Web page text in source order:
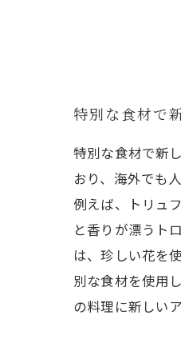
特別な食材で
特別な食材で新
おり、海外でも
例えば、トリュ
と香りが漂うト
は、珍しい花を
別な食材を使用
の料理に新しい